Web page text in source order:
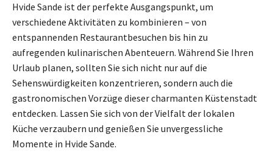
Hvide Sande ist der perfekte Ausgangspunkt, um
verschiedene Aktivitäten zu kombinieren – von
entspannenden Restaurantbesuchen bis hin zu
aufregenden kulinarischen Abenteuern. Während Sie Ihren
Urlaub planen, sollten Sie sich nicht nur auf die
Sehenswürdigkeiten konzentrieren, sondern auch die
gastronomischen Vorzüge dieser charmanten Küstenstadt
entdecken. Lassen Sie sich von der Vielfalt der lokalen
Küche verzaubern und genießen Sie unvergessliche
Momente in Hvide Sande.